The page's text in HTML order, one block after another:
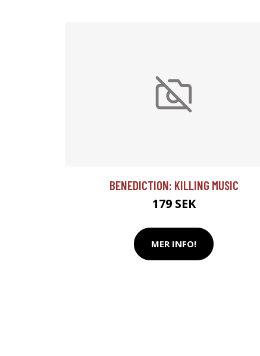
BENEDICTION: KILLING MUSIC
179 SEK
MER INFO!